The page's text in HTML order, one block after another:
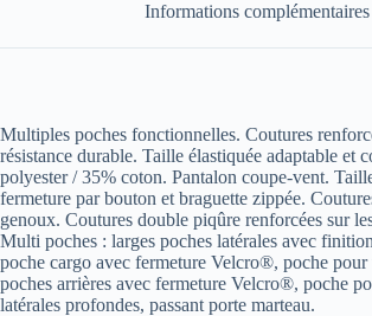
Informations complémentaires
Multiples poches fonctionnelles. Coutures
résistance durable. Taille élastiquée adaptable et
polyester / 35% coton. Pantalon coupe-vent.
fermeture par bouton et braguette zippée.
genoux. Coutures double piqûre renforcées sur
Multi poches : larges poches latérales avec
poche cargo avec fermeture Velcro®, poche pour
poches arrières avec fermeture Velcro®, poche
latérales profondes, passant porte marteau.